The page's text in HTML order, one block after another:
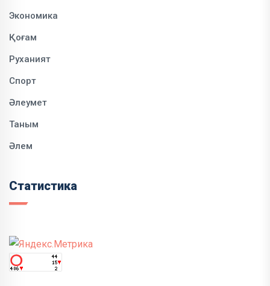
Экономика
Қоғам
Руханият
Спорт
Әлеумет
Таным
Әлем
Статистика